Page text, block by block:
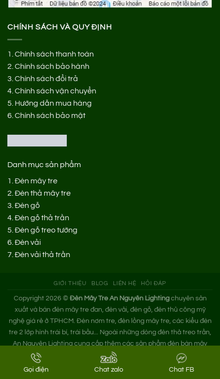
Gọi điện Chat zalo Chat FB
CHÍNH SÁCH VÀ QUY ĐỊNH
1. Chính sách thanh toán
2. Chính sách bảo hành
3. Chính sách đổi trả
4. Chính sách vận chuyển
5. Hướng dẫn mua hàng
6. Chính sách bảo mật
Danh mục sản phẩm
1. Đèn mây tre
2. Đèn thả mây tre
3. Đèn gỗ
4. Đèn gỗ thả trần
5. Đèn gỗ treo tường
6. Đèn vải
7. Đèn vải thả trần
GIỚI THIỆU BLOG LIÊN HỆ HỎI ĐÁP
Copyright 2026 © Đèn Mây Tre An Nguyên Lightingchuyên sản
xuất và bán đèn mây tre đan, đèn vải, đèn gỗ, đèn thủ công mỹ
nghệ giá rẻ ở TPHCM. Đèn nơm tre, đèn lồng mây tre, các kiểu đèn
tre 2 lớp hình trái bí, trái bầu... Ngoài những dòng đèn thả treo trần,
An Nguyên Lighting cung cấp thêm các sản phẩm đèn bàn mây
tre. Nếu bạn cần tìm xưởng đèn mây tre trang trí hoặc mua đèn tre
đan giá sỉ hãy liên hệ ngay An Nguyên nhé!